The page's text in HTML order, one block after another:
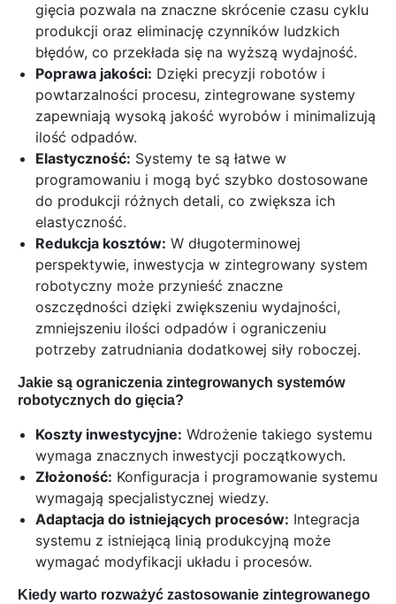
gięcia pozwala na znaczne skrócenie czasu cyklu
produkcji oraz eliminację czynników ludzkich
błędów, co przekłada się na wyższą wydajność.
Poprawa jakości: Dzięki precyzji robotów i
powtarzalności procesu, zintegrowane systemy
zapewniają wysoką jakość wyrobów i minimalizują
ilość odpadów.
Elastyczność: Systemy te są łatwe w
programowaniu i mogą być szybko dostosowane
do produkcji różnych detali, co zwiększa ich
elastyczność.
Redukcja kosztów: W długoterminowej
perspektywie, inwestycja w zintegrowany system
robotyczny może przynieść znaczne
oszczędności dzięki zwiększeniu wydajności,
zmniejszeniu ilości odpadów i ograniczeniu
potrzeby zatrudniania dodatkowej siły roboczej.
Jakie są ograniczenia zintegrowanych systemów
robotycznych do gięcia?
Koszty inwestycyjne: Wdrożenie takiego systemu
wymaga znacznych inwestycji początkowych.
Złożoność: Konfiguracja i programowanie systemu
wymagają specjalistycznej wiedzy.
Adaptacja do istniejących procesów: Integracja
systemu z istniejącą linią produkcyjną może
wymagać modyfikacji układu i procesów.
Kiedy warto rozważyć zastosowanie zintegrowanego